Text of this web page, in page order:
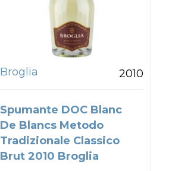
Broglia 2010
Spumante DOC Blanc
De Blancs Metodo
Tradizionale Classico
Brut 2010 Broglia